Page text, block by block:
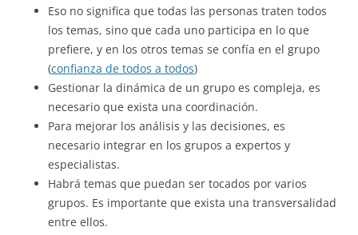
Eso no significa que todas las personas traten todos
los temas, sino que cada uno participa en lo que
prefiere, y en los otros temas se confía en el grupo
(confianza de todos a todos)
Gestionar la dinámica de un grupo es compleja, es
necesario que exista una coordinación.
Para mejorar los análisis y las decisiones, es
necesario integrar en los grupos a expertos y
especialistas.
Habrá temas que puedan ser tocados por varios
grupos. Es importante que exista una transversalidad
entre ellos.